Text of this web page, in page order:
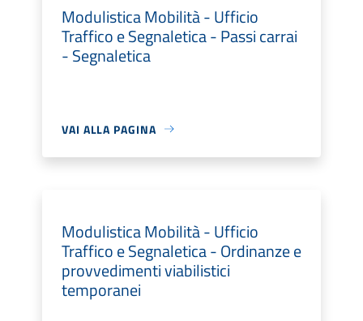
Modulistica Mobilità - Ufficio
Traffico e Segnaletica - Passi carrai
- Segnaletica
VAI ALLA PAGINA
Modulistica Mobilità - Ufficio
Traffico e Segnaletica - Ordinanze e
provvedimenti viabilistici
temporanei